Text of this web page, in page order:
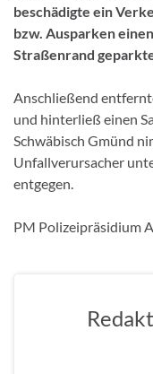
beschädigte ein
bzw. Ausparken
Straßenrand
Anschließend
und hinterließ einen
Schwäbisch Gmünd
Unfallverursacher
entgegen.
PM Polizeipräsidium